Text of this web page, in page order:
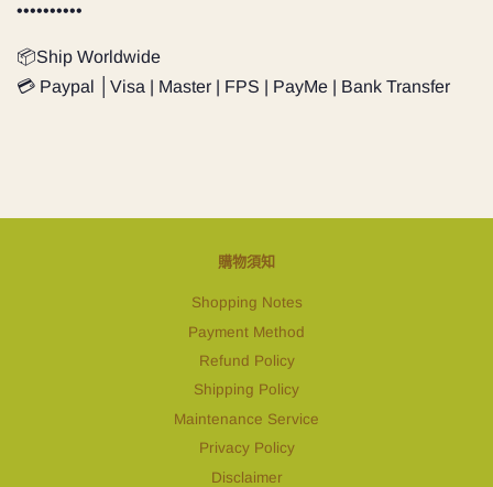
••••••••••
📦Ship Worldwide
💳 Paypal │Visa | Master | FPS | PayMe | Bank Transfer
購物須知
Shopping Notes
Payment Method
Refund Policy
Shipping Policy
Maintenance Service
Privacy Policy
Disclaimer